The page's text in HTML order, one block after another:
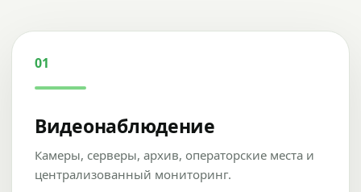
01
Видеонаблюдение
Камеры, серверы, архив, операторские места и
централизованный мониторинг.